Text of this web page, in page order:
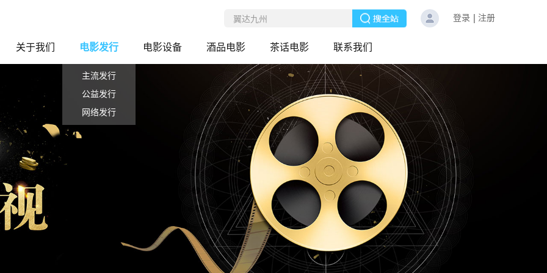
登录 注册
关于我们 电影发行
主流发行
公益发行
网络发行
电影设备 酒品电影 茶话电影 联系我们